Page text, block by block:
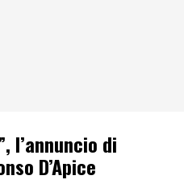
l’annuncio di
D’Apice